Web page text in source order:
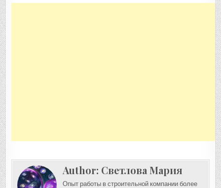
Author: Светлова Мария
Опыт работы в строительной компании более